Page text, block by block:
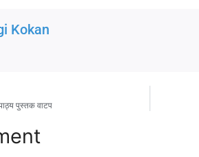
Kokan
पुस्तक वाटप